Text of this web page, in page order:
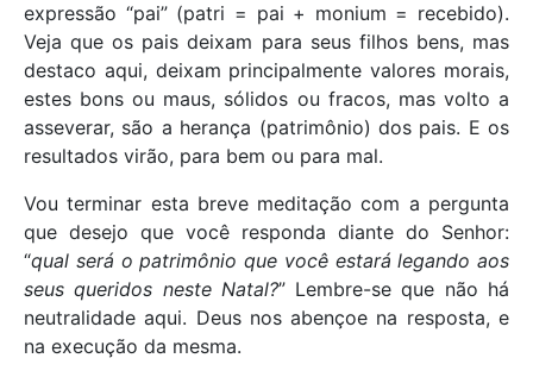
expressão “pai” (patri = pai + monium = recebido).
Veja que os pais deixam para seus filhos bens, mas
destaco aqui, deixam principalmente valores morais,
estes bons ou maus, sólidos ou fracos, mas volto a
asseverar, são a herança (patrimônio) dos pais. E os
resultados virão, para bem ou para mal.
Vou terminar esta breve meditação com a pergunta
que desejo que você responda diante do Senhor:
“qual será o patrimônio que você estará legando aos
seus queridos neste Natal?” Lembre-se que não há
neutralidade aqui. Deus nos abençoe na resposta, e
na execução da mesma.